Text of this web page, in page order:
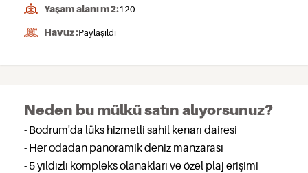
Yaşam alanı m2:120
Havuz :Paylaşıldı
Neden bu mülkü satın alıyorsunuz?
- Bodrum'da lüks hizmetli sahil kenarı dairesi
- Her odadan panoramik deniz manzarası
- 5 yıldızlı kompleks olanakları ve özel plaj erişimi